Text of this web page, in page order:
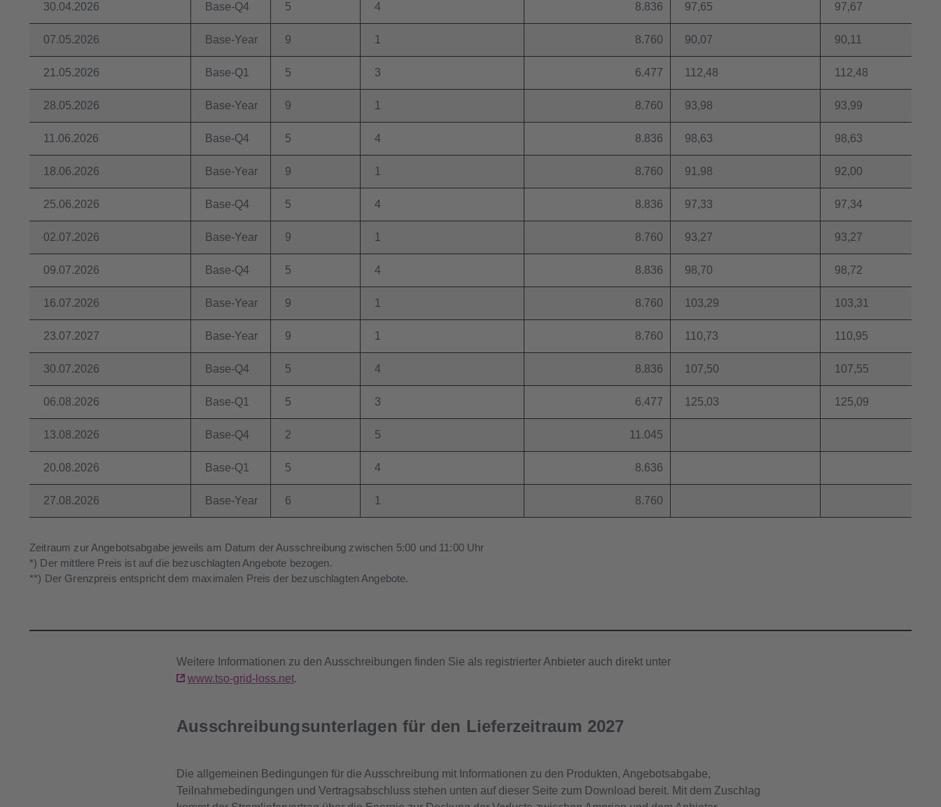
30.04.2026 Base-Q4 5 4 8.836 97,65 97,67
07.05.2026 Base-Year 9 1 8.760 90,07 90,11
21.05.2026 Base-Q1 5 3 6.477 112,48 112,48
28.05.2026 Base-Year 9 1 8.760 93,98 93,99
11.06.2026 Base-Q4 5 4 8.836 98,63 98,63
18.06.2026 Base-Year 9 1 8.760 91,98 92,00
25.06.2026 Base-Q4 5 4 8.836 97,33 97,34
02.07.2026 Base-Year 9 1 8.760 93,27 93,27
09.07.2026 Base-Q4 5 4 8.836 98,70 98,72
16.07.2026 Base-Year 9 1 8.760 103,29 103,31
23.07.2027 Base-Year 9 1 8.760 110,73 110,95
30.07.2026 Base-Q4 5 4 8.836 107,50 107,55
06.08.2026 Base-Q1 5 3 6.477 125,03 125,09
13.08.2026 Base-Q4 2 5 11.045
20.08.2026 Base-Q1 5 4 8.636
27.08.2026 Base-Year 6 1 8.760
Zeitraum zur Angebotsabgabe jeweils am Datum der Ausschreibung zwischen 5:00 und 11:00 Uhr
*) Der mittlere Preis ist auf die bezuschlagten Angebote bezogen.
**) Der Grenzpreis entspricht dem maximalen Preis der bezuschlagten Angebote.
Weitere Informationen zu den Ausschreibungen finden Sie als registrierter Anbieter auch direkt unter
www.tso-grid-loss.net.
Ausschreibungsunterlagen für den Lieferzeitraum 2027
Die allgemeinen Bedingungen für die Ausschreibung mit Informationen zu den Produkten, Angebotsabgabe,
Teilnahmebedingungen und Vertragsabschluss stehen unten auf dieser Seite zum Download bereit. Mit dem Zuschlag